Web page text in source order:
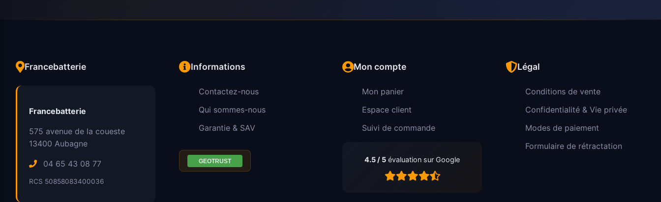
Francebatterie
Francebatterie
575 avenue de la coueste
13400 Aubagne
04 65 43 08 77
RCS 50858083400036
Informations
Contactez-nous
Qui sommes-nous
Garantie & SAV
Mon compte
Mon panier
Espace client
Suivi de commande
4.5 / 5 évaluation sur Google
Légal
Conditions de vente
Confidentialité & Vie privée
Modes de paiement
Formulaire de rétractation